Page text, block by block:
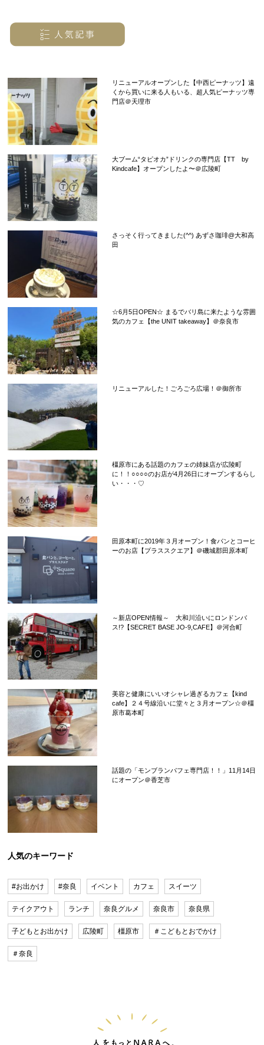
リニューアルオープンした【中西ピーナッツ】遠
くから買いに来る人もいる、超人気ピーナッツ専
門店＠天理市
大ブーム“タピオカ”ドリンクの専門店【TT by
Kindcafe】オープンしたよ〜＠広陵町
さっそく行ってきました(^^) あずさ珈琲@大和高
田
☆6月5日OPEN☆ まるでバリ島に来たような雰囲
気のカフェ【the UNIT takeaway】＠奈良市
リニューアルした！ごろごろ広場！＠御所市
橿原市にある話題のカフェの姉妹店が広陵町
に！！○○○○のお店が4月26日にオープンするらし
い・・・♡
田原本町に2019年３月オープン！食パンとコーヒ
ーのお店【プラススクエア】＠磯城郡田原本町
～新店OPEN情報～ 大和川沿いにロンドンバ
ス!?【SECRET BASE JO-9,CAFE】＠河合町
美容と健康にいいオシャレ過ぎるカフェ【kind
cafe】２４号線沿いに堂々と３月オープン☆＠橿
原市葛本町
話題の「モンブランパフェ専門店！！」11月14日
にオープン＠香芝市
人気のキーワード
#お出かけ #奈良 イベント カフェ スイーツ
テイクアウト ランチ 奈良グルメ 奈良市 奈良県
子どもとお出かけ 広陵町 橿原市 ＃こどもとおでかけ
＃奈良